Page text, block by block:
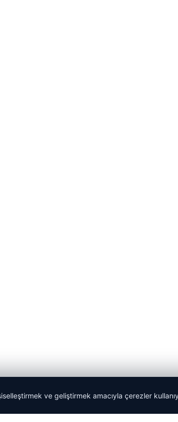
ve geliştirmek amacıyla çerezler